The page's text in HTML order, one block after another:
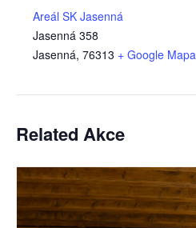
Areál SK Jasenná
Jasenná 358
Jasenná, 76313 + Google Mapa
Related Akce